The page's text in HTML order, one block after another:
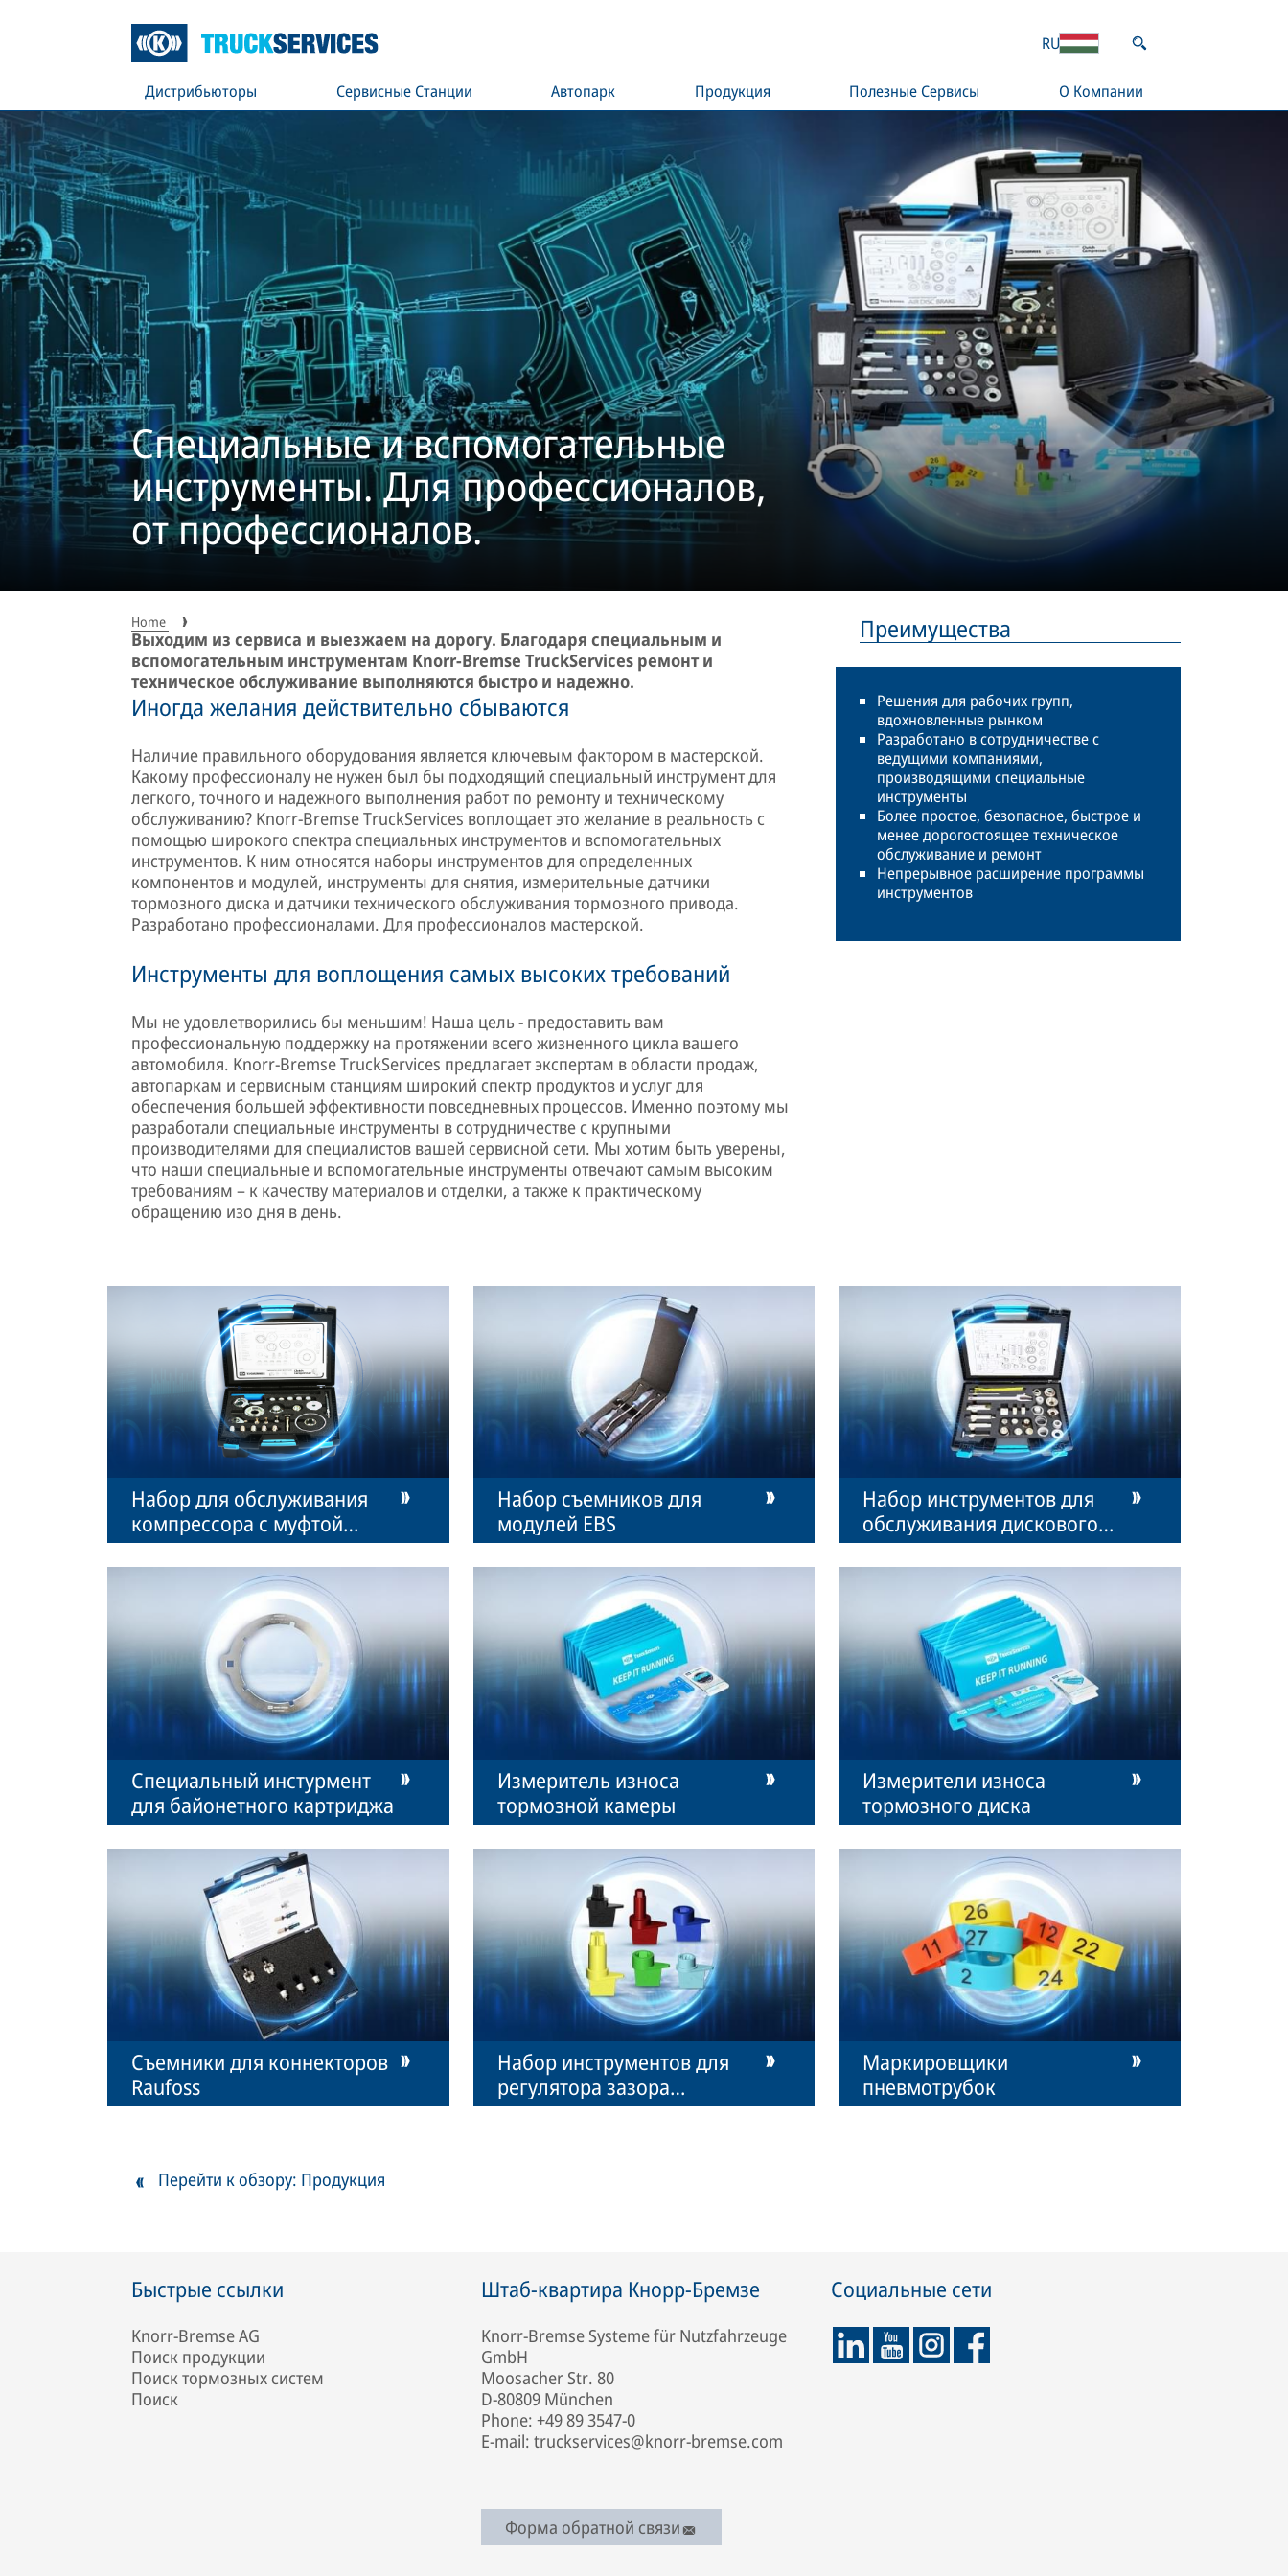
Дистрибьюторы Сервисные Станции Автопарк Продукция Полезные Сервисы О Компании
RU
Специальные и вспомогательные
инструменты. Для профессионалов,
от профессионалов.
Home
Выходим из сервиса и выезжаем на дорогу. Благодаря специальным и
вспомогательным инструментам Knorr-Bremse TruckServices ремонт и
техническое обслуживание выполняются быстро и надежно.
Иногда желания действительно сбываются
Наличие правильного оборудования является ключевым фактором в мастерской.
Какому профессионалу не нужен был бы подходящий специальный инструмент для
легкого, точного и надежного выполнения работ по ремонту и техническому
обслуживанию? Knorr-Bremse TruckServices воплощает это желание в реальность с
помощью широкого спектра специальных инструментов и вспомогательных
инструментов. К ним относятся наборы инструментов для определенных
компонентов и модулей, инструменты для снятия, измерительные датчики
тормозного диска и датчики технического обслуживания тормозного привода.
Разработано профессионалами. Для профессионалов мастерской.
Инструменты для воплощения самых высоких требований
Мы не удовлетворились бы меньшим! Наша цель - предоставить вам
профессиональную поддержку на протяжении всего жизненного цикла вашего
автомобиля. Knorr-Bremse TruckServices предлагает экспертам в области продаж,
автопаркам и сервисным станциям широкий спектр продуктов и услуг для
обеспечения большей эффективности повседневных процессов. Именно поэтому мы
разработали специальные инструменты в сотрудничестве с крупными
производителями для специалистов вашей сервисной сети. Мы хотим быть уверены,
что наши специальные и вспомогательные инструменты отвечают самым высоким
требованиям – к качеству материалов и отделки, а также к практическому
обращению изо дня в день.
Преимущества
Решения для рабочих групп,
вдохновленные рынком
Разработано в сотрудничестве с
ведущими компаниями,
производящими специальные
инструменты
Более простое, безопасное, быстрое и
менее дорогостоящее техническое
обслуживание и ремонт
Непрерывное расширение программы
инструментов
Набор для обслуживания
компрессора с муфтой
сцепления
Набор съемников для
модулей EBS
Набор инструментов для
обслуживания дискового
тормоза
Специальный инстурмент
для байонетного картриджа
Измеритель износа
тормозной камеры
Измерители износа
тормозного диска
Съемники для коннекторов
Raufoss
Набор инструментов для
регулятора зазора
дискового тормоза
Маркировщики
пневмотрубок
Перейти к обзору: Продукция
Быстрые ссылки
Knorr-Bremse AG
Поиск продукции
Поиск тормозных систем
Поиск
Штаб-квартира Кнорр-Бремзе
Knorr-Bremse Systeme für Nutzfahrzeuge
GmbH
Moosacher Str. 80
D-80809 München
Phone: +49 89 3547-0
E-mail: truckservices@knorr-bremse.com
Форма обратной связи
Социальные сети